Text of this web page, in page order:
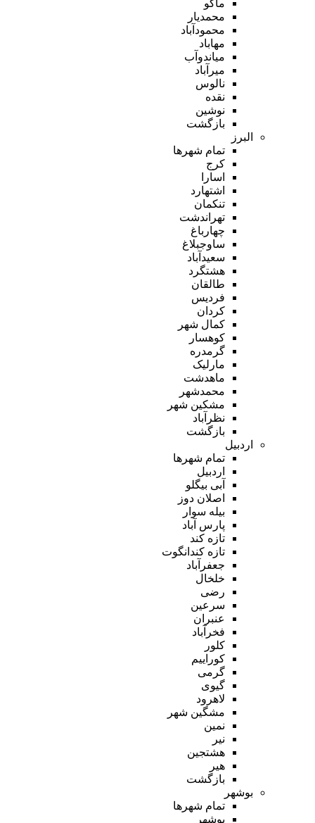
ماکو
محمدیار
محمودآباد
مهاباد
میاندوآب
میرآباد
نالوس
نقده
نوشین
بازگشت
البرز
تمام شهر‌ها
کرج
اسارا
اشتهارد
تنکمان
تهراندشت
چهارباغ
ساوجبلاغ
سعیدآباد
هشتگرد
طالقان
فردیس
کردان
کمال شهر
کوهسار
گرمدره
مارلیک
ماهدشت
محمدشهر
مشکین شهر
نظرآباد
بازگشت
اردبیل
تمام شهر‌ها
اردبیل
آبی بیگلو
اصلان دوز
بیله سوار
پارس آباد
تازه کند
تازه کندانگوت
جعفرآباد
خلخال
رضی
سرعین
عنبران
فخرآباد
کلور
کوراییم
گرمی
گیوی
لاهرود
مشگین شهر
نمین
نیر
هشتجین
هیر
بازگشت
بوشهر
تمام شهر‌ها
بوشهر